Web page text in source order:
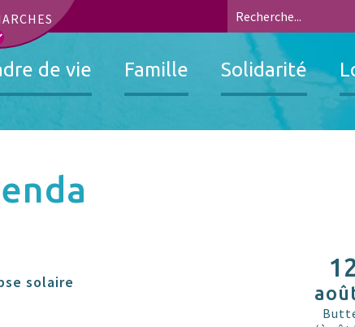
de vie Famille Solidarité
solaire